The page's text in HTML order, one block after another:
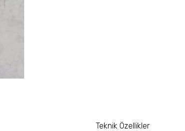
Teknik Özellikler